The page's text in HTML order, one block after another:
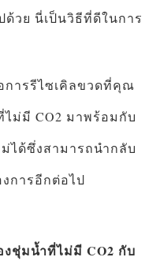
วย นี่เป็นวิธีที่ดีในการ
การรีไซเคิลขวดที่คุณ
ม่มี CO2 มาพร้อมกับ
ได้ซึ่งสามารถนำกลับ
การอีกต่อไป
งชุ่มน้ำที่ไม่มี CO2 กับ